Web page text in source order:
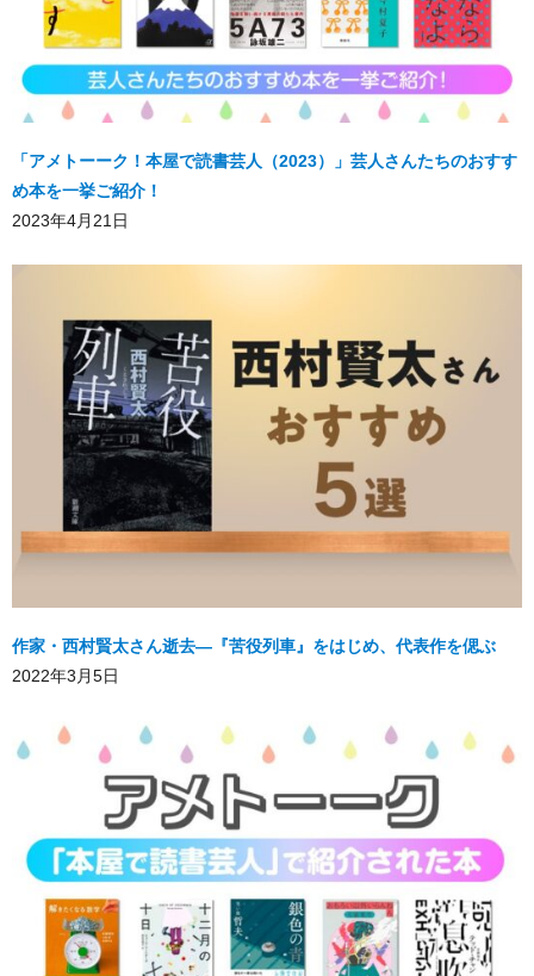
「アメトーーク！本屋で読書芸人（2023）」芸人さんたちのおすす
め本を一挙ご紹介！
2023年4月21日
作家・西村賢太さん逝去―『苦役列車』をはじめ、代表作を偲ぶ
2022年3月5日